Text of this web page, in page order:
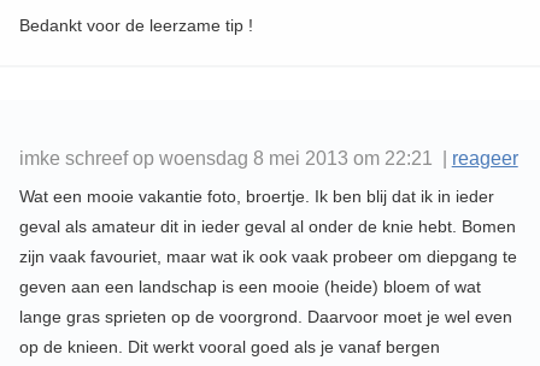
Bedankt voor de leerzame tip !
imke schreef op woensdag 8 mei 2013 om 22:21 | reageer
Wat een mooie vakantie foto, broertje. Ik ben blij dat ik in ieder
geval als amateur dit in ieder geval al onder de knie hebt. Bomen
zijn vaak favouriet, maar wat ik ook vaak probeer om diepgang te
geven aan een landschap is een mooie (heide) bloem of wat
lange gras sprieten op de voorgrond. Daarvoor moet je wel even
op de knieen. Dit werkt vooral goed als je vanaf bergen